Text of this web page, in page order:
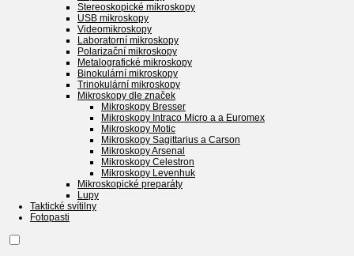
Stereoskopické mikroskopy
USB mikroskopy
Videomikroskopy
Laboratorní mikroskopy
Polarizační mikroskopy
Metalografické mikroskopy
Binokulární mikroskopy
Trinokulární mikroskopy
Mikroskopy dle značek
Mikroskopy Bresser
Mikroskopy Intraco Micro a a Euromex
Mikroskopy Motic
Mikroskopy Sagittarius a Carson
Mikroskopy Arsenal
Mikroskopy Celestron
Mikroskopy Levenhuk
Mikroskopické preparáty
Lupy
Taktické svítilny
Fotopasti